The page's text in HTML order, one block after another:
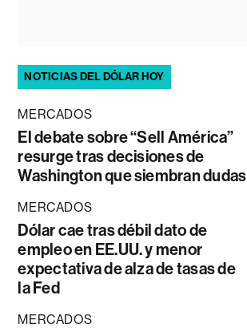
NOTICIAS DEL DÓLAR HOY
MERCADOS
El debate sobre “Sell América”
resurge tras decisiones de
Washington que siembran dudas
MERCADOS
Dólar cae tras débil dato de
empleo en EE.UU. y menor
expectativa de alza de tasas de
la Fed
MERCADOS